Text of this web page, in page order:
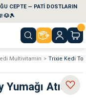
CEPTE — PATİ DOSTLARIN
🐶🎾
Multivitamin Trixie Kedi
Atıcı